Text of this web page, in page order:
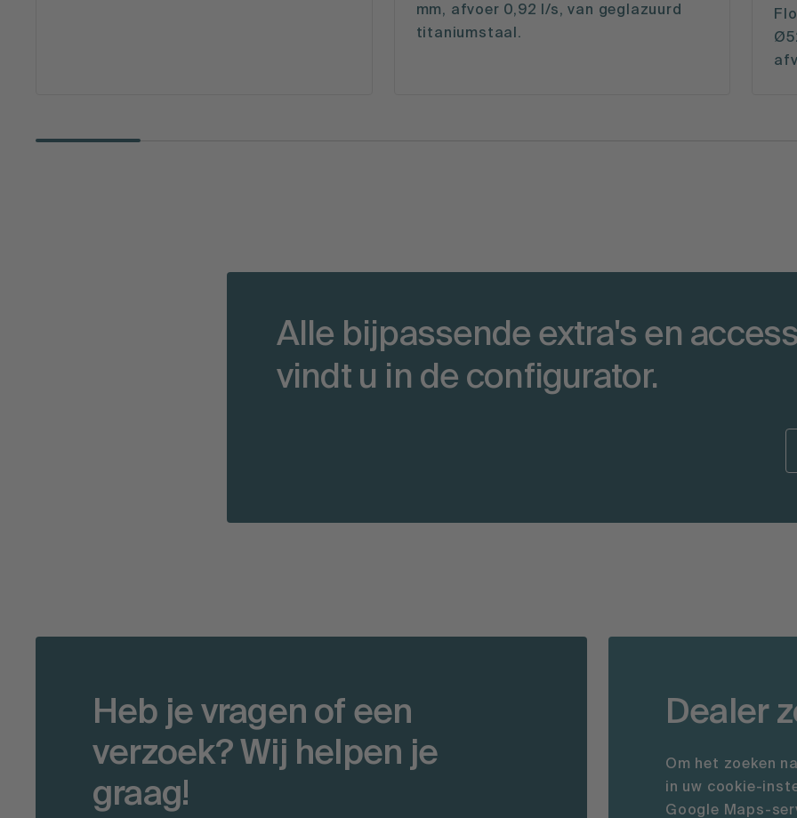
mm, afvoer 0,92 l/s, van geglazuurd
titaniumstaal.
Alle bijpassende extra's en
vindt u in de configurator.
Heb je vragen of een
verzoek? Wij helpen je
graag!
Dealer
Om het zoeken
in uw cookie-
Google Maps-